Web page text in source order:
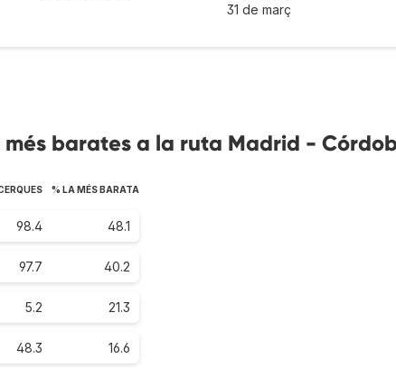
31 de març
més barates a la ruta Madrid -
% LA MÉS BARATA
98.4 48.1
97.7 40.2
5.2 21.3
48.3 16.6